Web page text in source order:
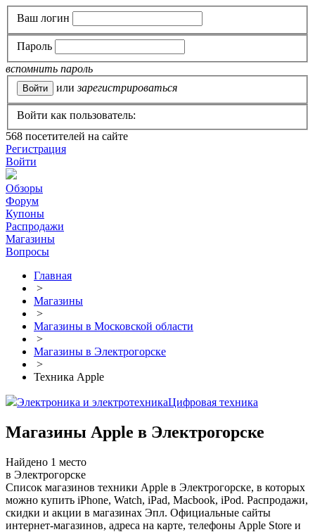
Ваш логин
Пароль
вспомнить пароль
или зарегистрироваться
Войти как пользователь:
568 посетителей на сайте
Регистрация
Войти
Обзоры
Форум
Купоны
Распродажи
Магазины
Вопросы
Главная
>
Магазины
>
Магазины в Московской области
>
Магазины в Электрогорске
>
Техника Apple
Электроника и электротехникаЦифровая техника
Магазины Apple в Электрогорске
Найдено 1 место
в Электрогорске
Список магазинов техники Apple в Электрогорске, в которых
можно купить iPhone, Watch, iPad, Macbook, iPod. Распродажи,
скидки и акции в магазинах Эпл. Официальные сайты
интернет-магазинов, адреса на карте, телефоны Apple Store и